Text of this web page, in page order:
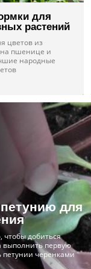
для
растений
цветов из
на пшенице и
народные
для
добиться
выполнить первую
петунии черенками